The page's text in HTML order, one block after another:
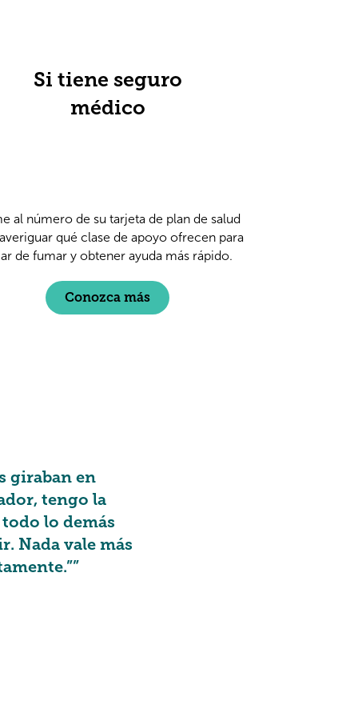
Si tiene seguro
médico
al número de su tarjeta de plan de salud
qué clase de apoyo ofrecen para
de fumar y obtener ayuda más rápido.
Conozca más
giraban en
tengo la
lo demás
Nada vale más